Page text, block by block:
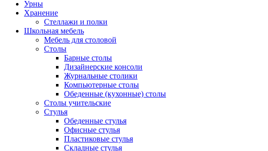
Урны
Хранение
Стеллажи и полки
Школьная мебель
Мебель для столовой
Столы
Барные столы
Дизайнерские консоли
Журнальные столики
Компьютерные столы
Обеденные (кухонные) столы
Столы учительские
Стулья
Обеденные стулья
Офисные стулья
Пластиковые стулья
Складные стулья